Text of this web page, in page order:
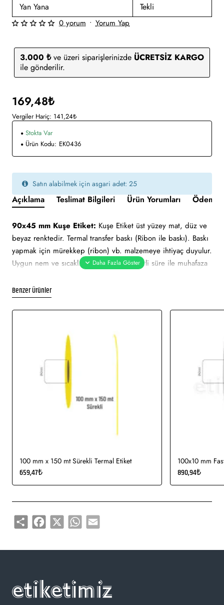
Yan Yana
Tekli
3.000 ₺ve üzeri siparişlerinizde ÜCRETSİZ KARGO
ile gönderilir.
0 yorum • Yorum Yap
169,48₺
Vergiler Hariç: 141,24₺
Stokta Var
Ürün Kodu: EK0436
Satın alabilmek için asgari adet: 25
Açıklama Teslimat Bilgileri Ürün Yorumları Ödeme
90x45 mm Kuşe Etiket: Kuşe Etiket üst yüzey mat, düz ve
beyaz renktedir. Termal transfer baskı (Ribon ile baskı). Baskı
yapmak için mürekkep (ribon) vb. malzemeye ihtiyaç duyulur.
Uygun nem ve sıcaklık değerlerinde belirli süre ile muhafaza
hafif derecedeki ısılarda zarar görmez.
90x45 mm Kuşe Etiket tüm barkod yazıcılar için uygundur.
Yapışkan Türleri: Akrilik (Standart yapışkanlı tutkal), Holtmelt
(Kuvvetli yapışkan tutkal), Nonperm (İz Bırakmayan yapışkanlı
tutkal), Deep frezee (Soğuğa dayanıklı yapışkanlı tutkal)
Kullanım Alanları:
etiketi, koli üstü etiketi. Genellikle hızlı tüketim ürünlerinde
Benzer Ürünler
100 mm x 150 mt Sürekli Termal Etiket
659,47₺
100x10 mm
890,94₺
Share Facebook
X WhatsApp
Email